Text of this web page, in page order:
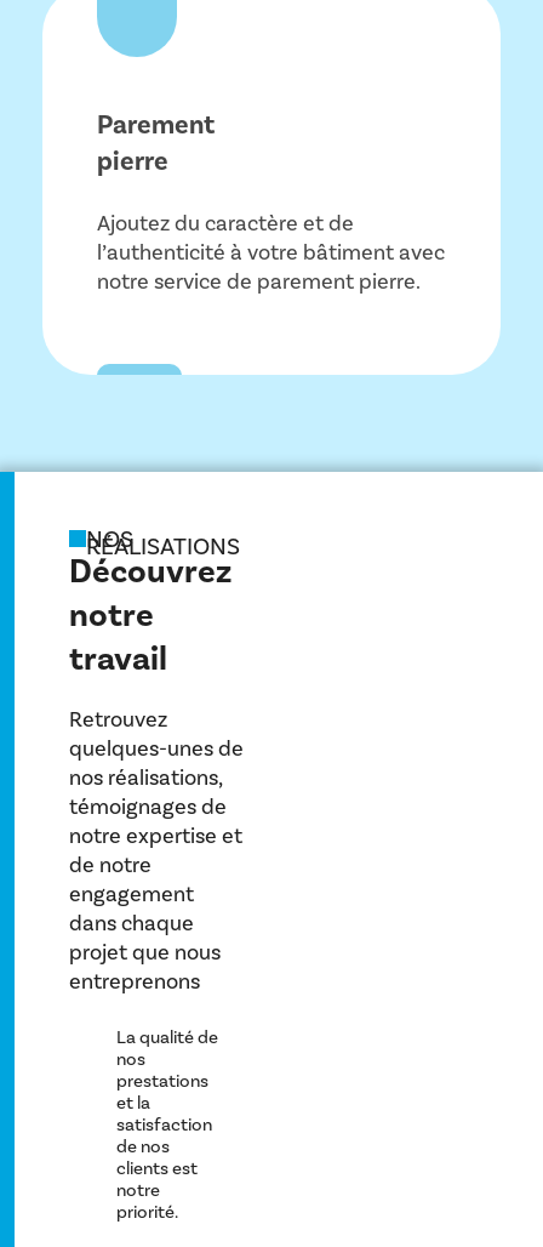
Parement
pierre
Ajoutez du caractère et de
l’authenticité à votre bâtiment avec
notre service de parement pierre.
NOS
RÉALISATIONS
Découvrez
notre
travail
Retrouvez
quelques-unes de
nos réalisations,
témoignages de
notre expertise et
de notre
engagement
dans chaque
projet que nous
entreprenons
La qualité de
nos
prestations
et la
satisfaction
de nos
clients est
notre
priorité.